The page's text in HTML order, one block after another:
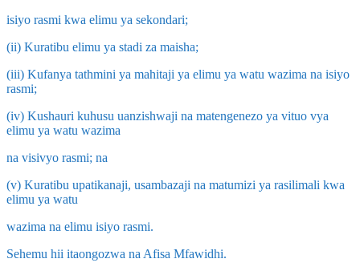
isiyo rasmi kwa elimu ya sekondari;
(ii) Kuratibu elimu ya stadi za maisha;
(iii) Kufanya tathmini ya mahitaji ya elimu ya watu wazima na isiyo
rasmi;
(iv) Kushauri kuhusu uanzishwaji na matengenezo ya vituo vya
elimu ya watu wazima
na visivyo rasmi; na
(v) Kuratibu upatikanaji, usambazaji na matumizi ya rasilimali kwa
elimu ya watu
wazima na elimu isiyo rasmi.
Sehemu hii itaongozwa na Afisa Mfawidhi.